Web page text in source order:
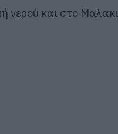
νερού και στο